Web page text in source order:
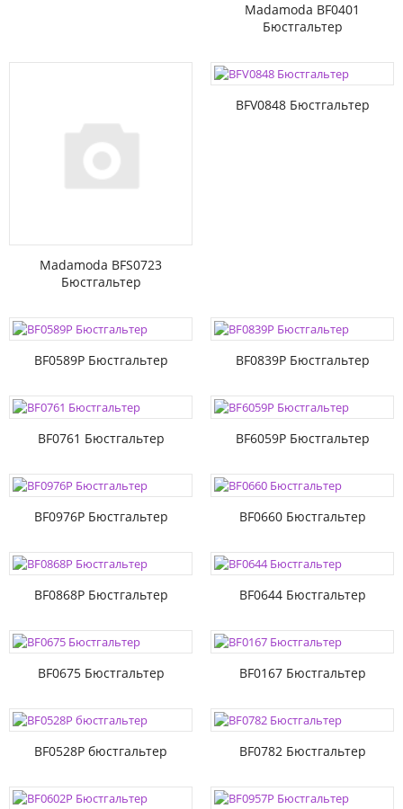
Madamoda BF0401
Бюстгальтер
Madamoda BFS0723
Бюстгальтер
BFV0848 Бюстгальтер
BF0589P Бюстгальтер BF0839P Бюстгальтер
BF0761 Бюстгальтер BF6059P Бюстгальтер
BF0976P Бюстгальтер BF0660 Бюстгальтер
BF0868P Бюстгальтер BF0644 Бюстгальтер
BF0675 Бюстгальтер BF0167 Бюстгальтер
BF0528P бюстгальтер BF0782 Бюстгальтер